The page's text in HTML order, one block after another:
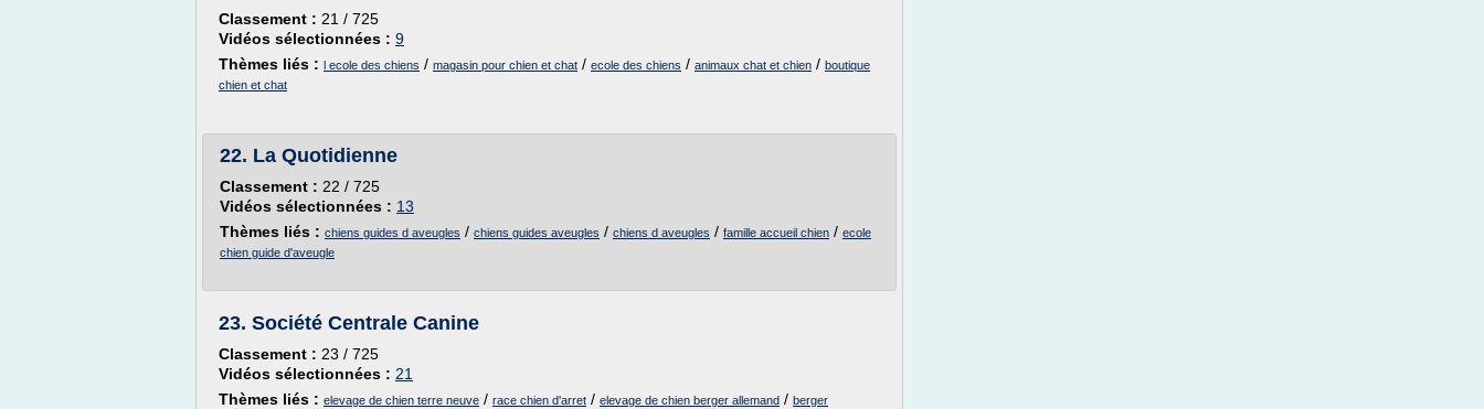
Classement : 21 / 725
Vidéos sélectionnées : 9
Thèmes liés : l ecole des chiens / magasin pour chien et chat / ecole des chiens / animaux chat et chien / boutique
chien et chat
22. La Quotidienne
Classement : 22 / 725
Vidéos sélectionnées : 13
Thèmes liés : chiens guides d aveugles / chiens guides aveugles / chiens d aveugles / famille accueil chien / ecole
chien guide d'aveugle
23. Société Centrale Canine
Classement : 23 / 725
Vidéos sélectionnées : 21
Thèmes liés : elevage de chien terre neuve / race chien d'arret / elevage de chien berger allemand / berger